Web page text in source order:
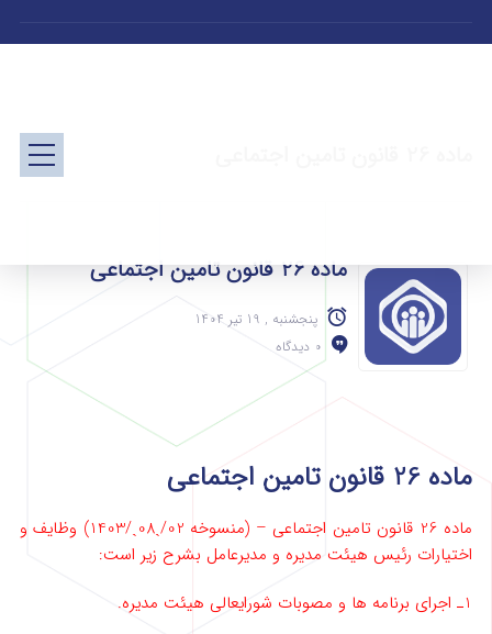
ماده 26 قانون تامین اجتماعی
پنجشنبه , 19 تیر 1404
0 دیدگاه
ماده 26 قانون تامین اجتماعی
ماده 26 قانون تامین اجتماعی – (منسوخه 02/ˏ08ˏ/1403) وظایف و
اختیارات رئیس هیئت مدیره و مدیرعامل بشرح زیر است:
1ـ اجرای برنامه‌ ها و مصوبات شورایعالی هیئت مدیره.